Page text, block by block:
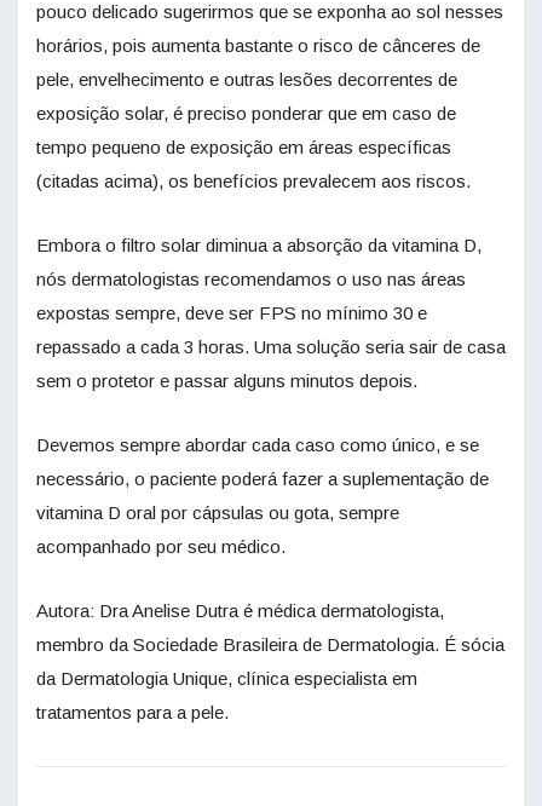
pouco delicado sugerirmos que se exponha ao sol nesses
horários, pois aumenta bastante o risco de cânceres de
pele, envelhecimento e outras lesões decorrentes de
exposição solar, é preciso ponderar que em caso de
tempo pequeno de exposição em áreas específicas
(citadas acima), os benefícios prevalecem aos riscos.
Embora o filtro solar diminua a absorção da vitamina D,
nós dermatologistas recomendamos o uso nas áreas
expostas sempre, deve ser FPS no mínimo 30 e
repassado a cada 3 horas. Uma solução seria sair de casa
sem o protetor e passar alguns minutos depois.
Devemos sempre abordar cada caso como único, e se
necessário, o paciente poderá fazer a suplementação de
vitamina D oral por cápsulas ou gota, sempre
acompanhado por seu médico.
Autora: Dra Anelise Dutra é médica dermatologista,
membro da Sociedade Brasileira de Dermatologia. É sócia
da Dermatologia Unique, clínica especialista em
tratamentos para a pele.